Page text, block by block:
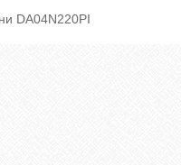
DA04N220РІ